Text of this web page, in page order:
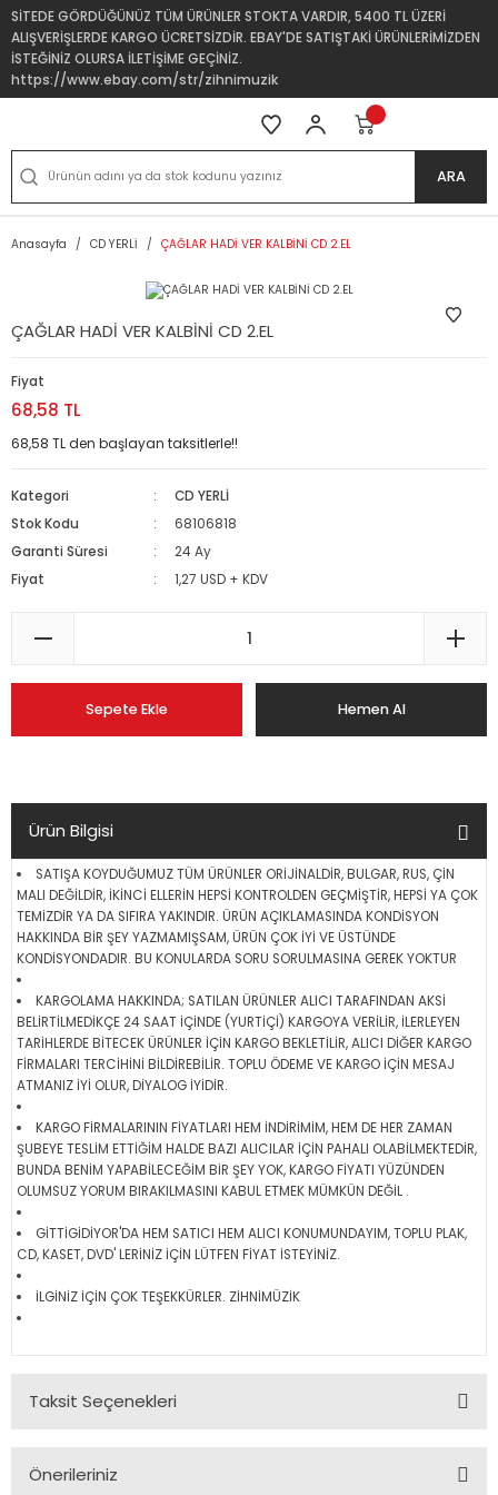
SİTEDE GÖRDÜĞÜNÜZ TÜM ÜRÜNLER STOKTA VARDIR, 5400 TL ÜZERİ
ALIŞVERİŞLERDE KARGO ÜCRETSİZDİR. EBAY'DE SATIŞTAKİ ÜRÜNLERİMİZDEN
İSTEĞİNİZ OLURSA İLETİŞİME GEÇİNİZ.
https://www.ebay.com/str/zihnimuzik
ARA
Anasayfa CD YERLİ ÇAĞLAR HADİ VER KALBİNİ CD 2.EL
ÇAĞLAR HADİ VER KALBİNİ CD 2.EL
Fiyat
68,58 TL
68,58 TL den başlayan taksitlerle!!
Kategori
CD YERLİ
Stok Kodu
68106818
Garanti Süresi
24 Ay
Fiyat
1,27 USD + KDV
Sepete Ekle Hemen Al
Ürün Bilgisi
SATIŞA KOYDUĞUMUZ TÜM ÜRÜNLER ORİJİNALDİR, BULGAR, RUS, ÇİN
MALI DEĞİLDİR, İKİNCİ ELLERİN HEPSİ KONTROLDEN GEÇMİŞTİR, HEPSİ YA ÇOK
TEMİZDİR YA DA SIFIRA YAKINDIR. ÜRÜN AÇIKLAMASINDA KONDİSYON
HAKKINDA BİR ŞEY YAZMAMIŞSAM, ÜRÜN ÇOK İYİ VE ÜSTÜNDE
KONDİSYONDADIR. BU KONULARDA SORU SORULMASINA GEREK YOKTUR
KARGOLAMA HAKKINDA; SATILAN ÜRÜNLER ALICI TARAFINDAN AKSİ
BELİRTİLMEDİKÇE 24 SAAT İÇİNDE (YURTİÇİ) KARGOYA VERİLİR, İLERLEYEN
TARİHLERDE BİTECEK ÜRÜNLER İÇİN KARGO BEKLETİLİR, ALICI DİĞER KARGO
FİRMALARI TERCİHİNİ BİLDİREBİLİR. TOPLU ÖDEME VE KARGO İÇİN MESAJ
ATMANIZ İYİ OLUR, DİYALOG İYİDİR.
KARGO FİRMALARININ FİYATLARI HEM İNDİRİMİM, HEM DE HER ZAMAN
ŞUBEYE TESLİM ETTİĞİM HALDE BAZI ALICILAR İÇİN PAHALI OLABİLMEKTEDİR,
BUNDA BENİM YAPABİLECEĞİM BİR ŞEY YOK, KARGO FİYATI YÜZÜNDEN
OLUMSUZ YORUM BIRAKILMASINI KABUL ETMEK MÜMKÜN DEĞİL .
GİTTİGİDİYOR'DA HEM SATICI HEM ALICI KONUMUNDAYIM, TOPLU PLAK,
CD, KASET, DVD' LERİNİZ İÇİN LÜTFEN FİYAT İSTEYİNİZ.
İLGİNİZ İÇİN ÇOK TEŞEKKÜRLER. ZİHNİMÜZİK
Taksit Seçenekleri
Önerileriniz